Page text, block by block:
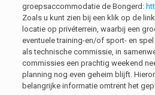
groepsaccommodatie de Bongerd:
Zoals u kunt zien bij een klik op de
locatie op privéterrein, waarbij een
eventuele training-en/of sport- en
als technische commissie, in
commissies een prachtig weekend
planning nog even geheim blijft.
belangrijke informatie omtrent het